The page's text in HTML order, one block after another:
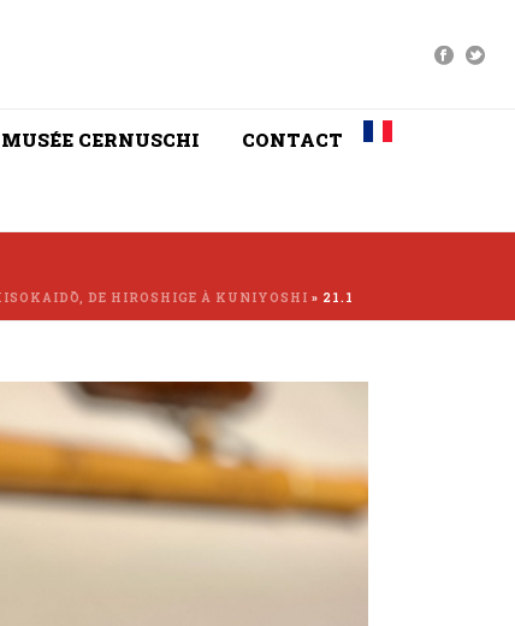
CERNUSCHI CONTACT
DE HIROSHIGE À KUNIYOSHI » 21.1